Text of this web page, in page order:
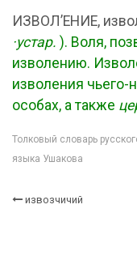
ИЗВОЛ’ЕНИЕ,
·устар. ). Воля,
изволению.
изволения чьего-
особах, а также
Толковый словарь
языка Ушакова
извозчичий